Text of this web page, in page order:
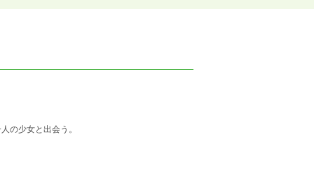
の少女と出会う。